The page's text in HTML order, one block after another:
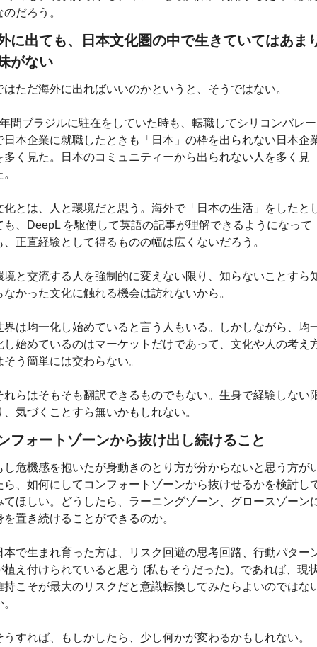
のだろう。
に出ても、日本文化圏の中で生きていてはあま
がない
はただ海外に出ればいいのかというと、そうではない。
間ブラジルに駐在をしていた時も、転職してシリコンバレー
日本企業に就職したときも「日本」の枠を出られない日本企
多く見た。日本のコミュニティーから出られない人を多く見
化とは、人と環境だと思う。海外で「日本の生活」をしたと
も、DeepL を駆使して英語の記事が理解できるようになって
、正直経験として得るものの幅は広くないだろう。
境と交流する人を強制的に変えない限り、知らないことすら
なかった文化に触れる機会は訪れないから。
界は均一化し始めていると言う人もいる。しかしながら、均
し始めているのはマーケットだけであって、文化や人の考え
そう簡単には交わらない。
れらはそもそも翻訳できるものでもない。生身で経験しない
、気づくことすら無いかもしれない。
フォートゾーンから抜け出し続けること
し危機感を抱いたが身動きのとり方が分からないと思う方が
ら、如何にしてコンフォートゾーンから抜けせるかを検討し
てほしい。どうしたら、ラーニングゾーン、グロースゾーン
を置き続けることができるのか。
本で生まれ育った方は、リスク回避の思考回路、行動パター
植え付けられていると思う (私もそうだった)。であれば、現
持こそが最大のリスクだと意識転換してみたらよいのではな
うすれば、もしかしたら、少し何かが変わるかもしれない。